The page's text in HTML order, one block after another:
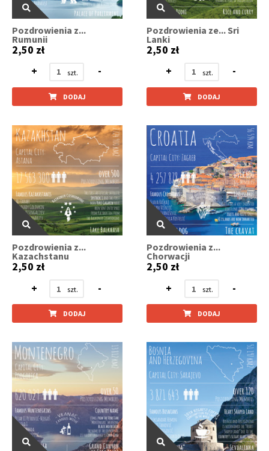
Pozdrowienia z...
Rumunii
2,50 zł
+
-
DODAJ
Pozdrowienia ze... Sri
Lanki
2,50 zł
+
-
DODAJ
Pozdrowienia z...
Kazachstanu
2,50 zł
+
-
DODAJ
Pozdrowienia z...
Chorwacji
2,50 zł
+
-
DODAJ